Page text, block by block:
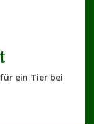
ein Tier bei